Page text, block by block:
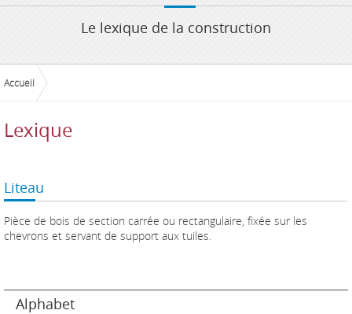
Le lexique de la construction
Accueil
Lexique
Liteau
Pièce de bois de section carrée ou rectangulaire, fixée sur les
chevrons et servant de support aux tuiles.
Alphabet